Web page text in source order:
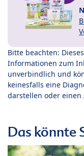
Bitte beachten:
Informationen zum
unverbindlich und
keinesfalls eine
darstellen oder einen
Das könnte